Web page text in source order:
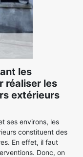
les
réaliser les
extérieurs
ses environs, les
constituent des
En effet, il faut
Donc, on